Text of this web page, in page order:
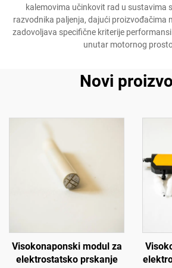
kalemovima učinkovit rad u sustavima
razvodnika paljenja, dajući proizvođačima
zadovoljava specifične kriterije
unutar motornog
Novi
Visokonaponski modul za
elektrostatsko prskanje